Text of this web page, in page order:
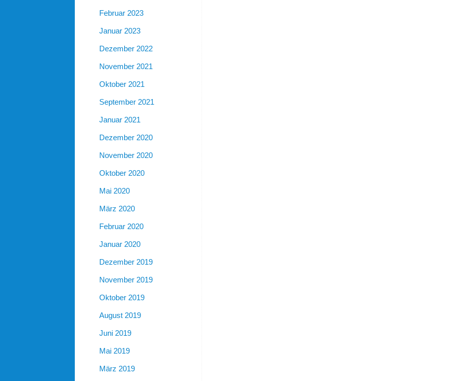
Februar 2023
Januar 2023
Dezember 2022
November 2021
Oktober 2021
September 2021
Januar 2021
Dezember 2020
November 2020
Oktober 2020
Mai 2020
März 2020
Februar 2020
Januar 2020
Dezember 2019
November 2019
Oktober 2019
August 2019
Juni 2019
Mai 2019
März 2019